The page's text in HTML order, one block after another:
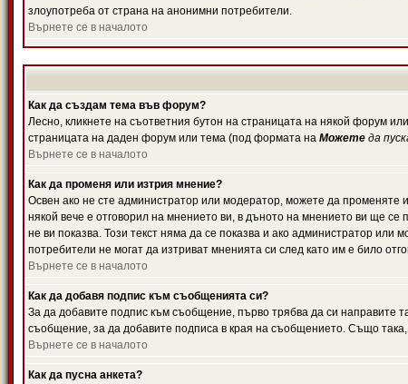
злоупотреба от страна на анонимни потребители.
Върнете се в началото
Как да създам тема във форум?
Лесно, кликнете на съответния бутон на страницата на някой форум
страницата на даден форум или тема (под формата на Можете да
Върнете се в началото
Как да променя или изтрия мнение?
Освен ако не сте администратор или модератор, можете да
някой вече е отговорил на мнението ви, в дъното на мнението ви ще се
не ви показва. Този текст няма да се показва и ако администратор
потребители не могат да изтриват мненията си след като им е било
Върнете се в началото
Как да добавя подпис към съобщенията си?
За да добавите подпис към съобщение, първо трябва да си направите
съобщение, за да добавите подписа в края на съобщението. Също
Върнете се в началото
Как да пусна анкета?